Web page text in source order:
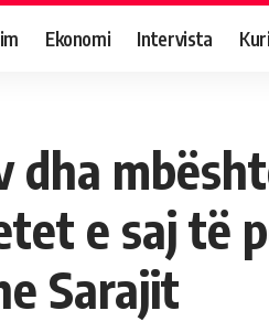
Ekonomi Intervista
dha
e saj të
Sarajit